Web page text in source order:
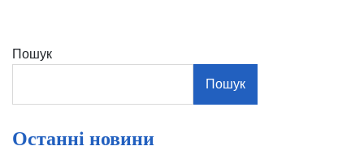
Пошук
Пошук
Останні новини